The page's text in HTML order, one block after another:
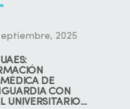
2025
DE
CON
UNIVERSITARIO